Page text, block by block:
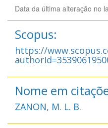
Data da última alteração no
Scopus:
https://
Nome em
ZANON, M. L. B.